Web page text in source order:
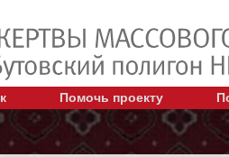
Помочь проекту